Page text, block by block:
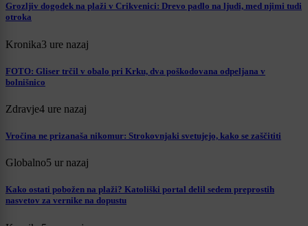
Grozljiv dogodek na plaži v Crikvenici: Drevo padlo na ljudi, med njimi tudi
otroka
Kronika3 ure nazaj
FOTO: Gliser trčil v obalo pri Krku, dva poškodovana odpeljana v
bolnišnico
Zdravje4 ure nazaj
Vročina ne prizanaša nikomur: Strokovnjaki svetujejo, kako se zaščititi
Globalno5 ur nazaj
Kako ostati pobožen na plaži? Katoliški portal delil sedem preprostih
nasvetov za vernike na dopustu